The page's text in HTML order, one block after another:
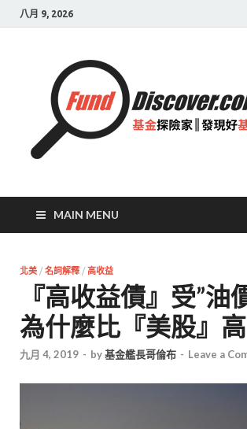
八月 9, 2026
MAIN MENU
北美 / 名詞解釋 / 高收益
『高收益債』受”油
為什麼比『美股』
九月 4, 2019 - by基金艦長哥倫布 - Leave a